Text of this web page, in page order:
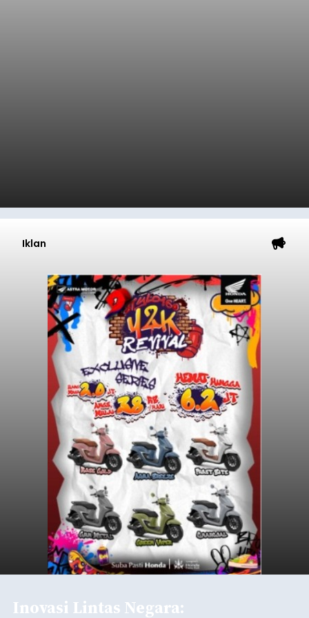
Iklan
Inovasi Lintas Negara: